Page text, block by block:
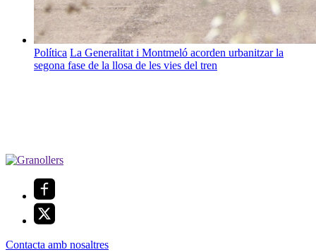
Política La Generalitat i Montmeló acorden urbanitzar la
segona fase de la llosa de les vies del tren
Contacta amb nosaltres